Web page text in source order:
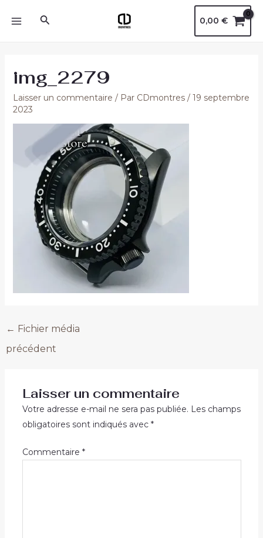
Rechercher 0,00€
img_2279
Laisser un commentaire / Par CDmontres / 19 septembre
2023
des
← Fichier média
précédent
Laisser un commentaire
Votre adresse e-mail ne sera pas publiée. Les champs
obligatoires sont indiqués avec *
Commentaire *